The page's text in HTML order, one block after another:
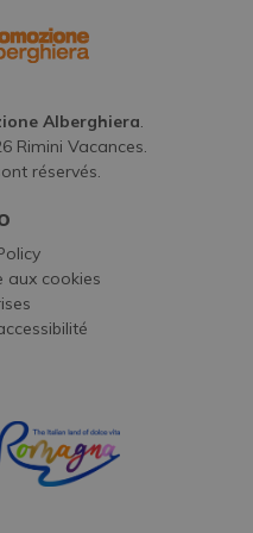
Alberghiera.
Rimini Vacances.
réservés.
aux cookies